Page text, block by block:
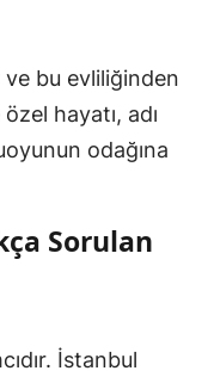
ve bu evliliğinden
hayatı, adı
odağına
Sorulan
İstanbul